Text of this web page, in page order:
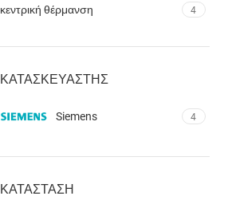
κεντρική θέρμανση 4
ΚΑΤΑΣΚΕΥΑΣΤΗΣ
Siemens 4
ΚΑΤΑΣΤΑΣΗ